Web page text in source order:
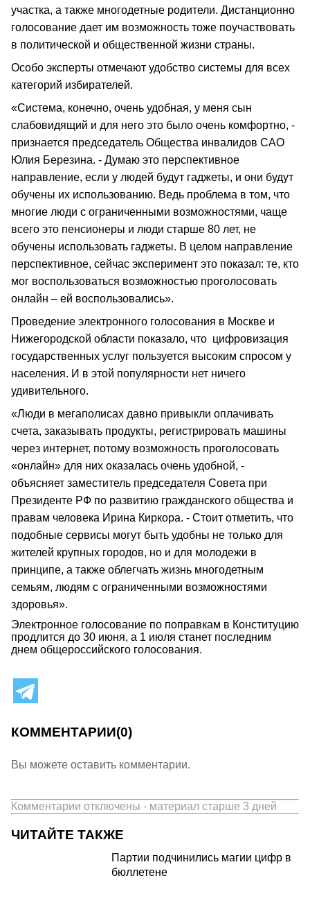
участка, а также многодетные родители. Дистанционно
голосование дает им возможность тоже поучаствовать
в политической и общественной жизни страны.
Особо эксперты отмечают удобство системы для всех
категорий избирателей.
«Система, конечно, очень удобная, у меня сын
слабовидящий и для него это было очень комфортно, -
признается председатель Общества инвалидов САО
Юлия Березина. - Думаю это перспективное
направление, если у людей будут гаджеты, и они будут
обучены их использованию. Ведь проблема в том, что
многие люди с ограниченными возможностями, чаще
всего это пенсионеры и люди старше 80 лет, не
обучены использовать гаджеты. В целом направление
перспективное, сейчас эксперимент это показал: те, кто
мог воспользоваться возможностью проголосовать
онлайн – ей воспользовались».
Проведение электронного голосования в Москве и
Нижегородской области показало, что цифровизация
государственных услуг пользуется высоким спросом у
населения. И в этой популярности нет ничего
удивительного.
«Люди в мегаполисах давно привыкли оплачивать
счета, заказывать продукты, регистрировать машины
через интернет, потому возможность проголосовать
«онлайн» для них оказалась очень удобной, -
объясняет заместитель председателя Совета при
Президенте РФ по развитию гражданского общества и
правам человека Ирина Киркора. - Стоит отметить, что
подобные сервисы могут быть удобны не только для
жителей крупных городов, но и для молодежи в
принципе, а также облегчать жизнь многодетным
семьям, людям с ограниченными возможностями
здоровья».
Электронное голосование по поправкам в Конституцию
продлится до 30 июня, а 1 июля станет последним
днем общероссийского голосования.
КОММЕНТАРИИ(0)
Вы можете оставить комментарии.
Комментарии отключены - материал старше 3 дней
ЧИТАЙТЕ ТАКЖЕ
Партии подчинились магии цифр в
бюллетене